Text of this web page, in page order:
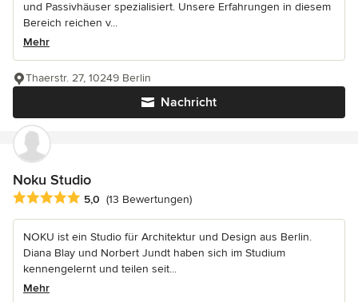
und Passivhäuser spezialisiert. Unsere Erfahrungen in diesem
Bereich reichen v...
Mehr
Nachricht
Thaerstr. 27, 10249 Berlin
Noku Studio
Durchschnittliche Bewertung: 5 von 5 Sternen
5,0 (13 Bewertungen)
NOKU ist ein Studio für Architektur und Design aus Berlin.
Diana Blay und Norbert Jundt haben sich im Studium
kennengelernt und teilen seit...
Mehr